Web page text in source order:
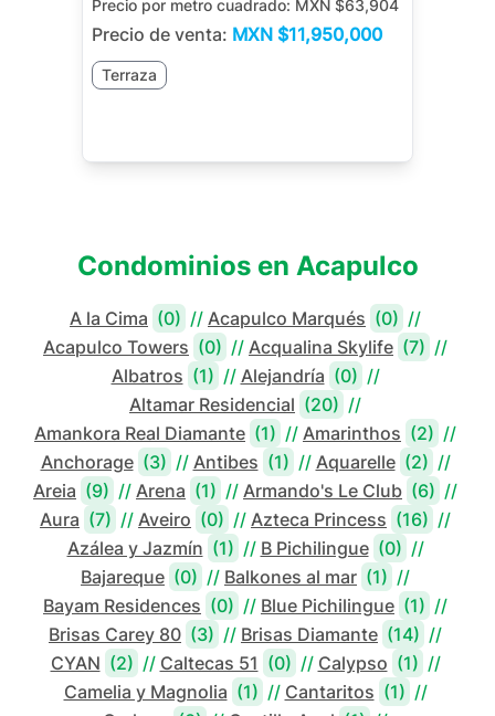
Precio por metro cuadrado: MXN $63,904
Precio de venta: MXN $11,950,000
Terraza
Condominios en Acapulco
A la Cima (0) // Acapulco Marqués (0) //
Acapulco Towers (0) // Acqualina Skylife (7) //
Albatros (1) // Alejandría (0) //
Altamar Residencial (20) //
Amankora Real Diamante (1) // Amarinthos (2) //
Anchorage (3) // Antibes (1) // Aquarelle (2) //
Areia (9) // Arena (1) // Armando's Le Club (6) //
Aura (7) // Aveiro (0) // Azteca Princess (16) //
Azálea y Jazmín (1) // B Pichilingue (0) //
Bajareque (0) // Balkones al mar (1) //
Bayam Residences (0) // Blue Pichilingue (1) //
Brisas Carey 80 (3) // Brisas Diamante (14) //
CYAN (2) // Caltecas 51 (0) // Calypso (1) //
Camelia y Magnolia (1) // Cantaritos (1) //